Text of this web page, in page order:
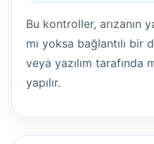
Bu kontroller, arızanın
mı yoksa bağlantılı bir
veya yazılım tarafında
yapılır.